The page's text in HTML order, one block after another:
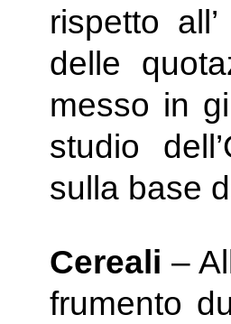
rispetto
delle
messo in
studio
sulla base
Cereali –
frumento